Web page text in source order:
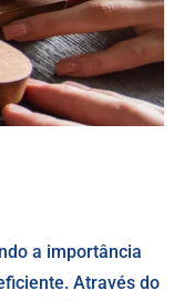
a importância
Através do